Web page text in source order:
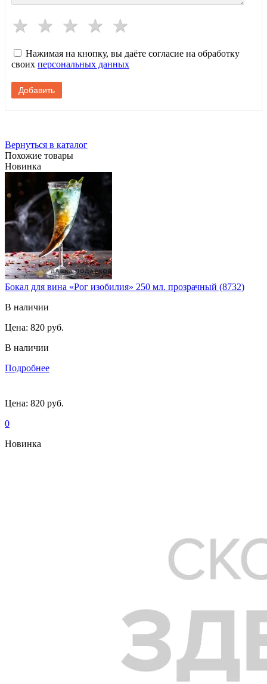
Нажимая на кнопку, вы даёте согласие на обработку
своих персональных данных
Вернуться в каталог
Похожие товары
Новинка
Бокал для вина «Рог изобилия» 250 мл. прозрачный (8732)
В наличии
Цена: 820 руб.
В наличии
Подробнее
Цена: 820 руб.
0
Новинка